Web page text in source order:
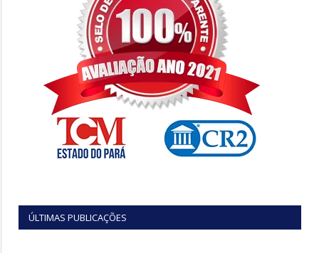
ÚLTIMAS PUBLICAÇÕES